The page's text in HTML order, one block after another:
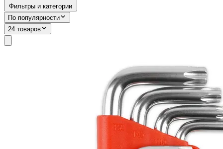
Фильтры и категории
По популярности
24 товаров